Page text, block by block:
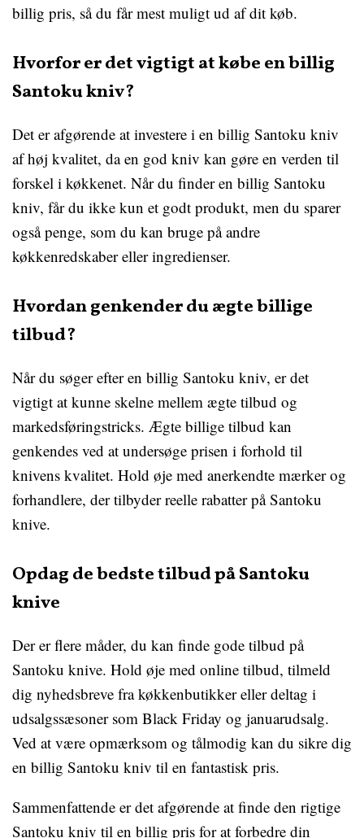
billig pris, så du får mest muligt ud af dit køb.
Hvorfor er det vigtigt at købe en billig
Santoku kniv?
Det er afgørende at investere i en billig Santoku kniv
af høj kvalitet, da en god kniv kan gøre en verden til
forskel i køkkenet. Når du finder en billig Santoku
kniv, får du ikke kun et godt produkt, men du sparer
også penge, som du kan bruge på andre
køkkenredskaber eller ingredienser.
Hvordan genkender du ægte billige
tilbud?
Når du søger efter en billig Santoku kniv, er det
vigtigt at kunne skelne mellem ægte tilbud og
markedsføringstricks. Ægte billige tilbud kan
genkendes ved at undersøge prisen i forhold til
knivens kvalitet. Hold øje med anerkendte mærker og
forhandlere, der tilbyder reelle rabatter på Santoku
knive.
Opdag de bedste tilbud på Santoku
knive
Der er flere måder, du kan finde gode tilbud på
Santoku knive. Hold øje med online tilbud, tilmeld
dig nyhedsbreve fra køkkenbutikker eller deltag i
udsalgssæsoner som Black Friday og januarudsalg.
Ved at være opmærksom og tålmodig kan du sikre dig
en billig Santoku kniv til en fantastisk pris.
Sammenfattende er det afgørende at finde den rigtige
Santoku kniv til en billig pris for at forbedre din